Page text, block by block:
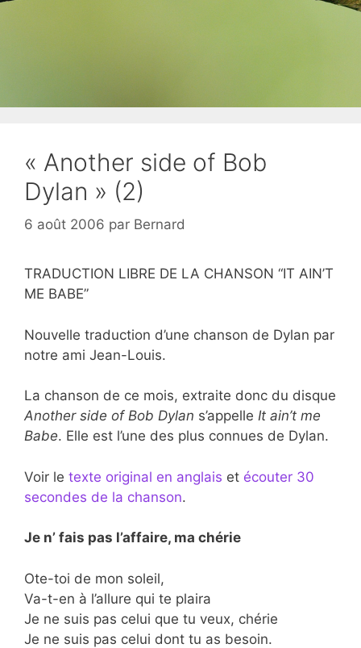
« Another side of Bob
Dylan » (2)
6 août 2006 par Bernard
TRADUCTION LIBRE DE LA CHANSON “IT AIN’T
ME BABE”
Nouvelle traduction d’une chanson de Dylan par
notre ami Jean-Louis.
La chanson de ce mois, extraite donc du disque
Another side of Bob Dylan s’appelle It ain’t me
Babe. Elle est l’une des plus connues de Dylan.
Voir le texte original en anglais et écouter 30
secondes de la chanson.
Je n’ fais pas l’affaire, ma chérie
Ote-toi de mon soleil,
Va-t-en à l’allure qui te plaira
Je ne suis pas celui que tu veux, chérie
Je ne suis pas celui dont tu as besoin.